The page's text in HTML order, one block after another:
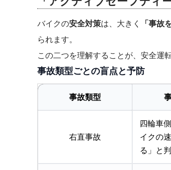
バイクの安全対策は、大きく 「事故
られます。
この二つを理解することが、安全運
事故類型ごとの盲点と予防
事故類型
右直事故
四輪車
イクの
る」と